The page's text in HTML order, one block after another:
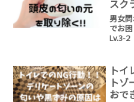
スク
男女
でお
Lv.3-2
ベタ
い♬
トイ
トゾ
おで